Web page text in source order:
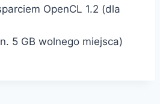
OpenCL 1.2 (dla
5 GB wolnego miejsca)